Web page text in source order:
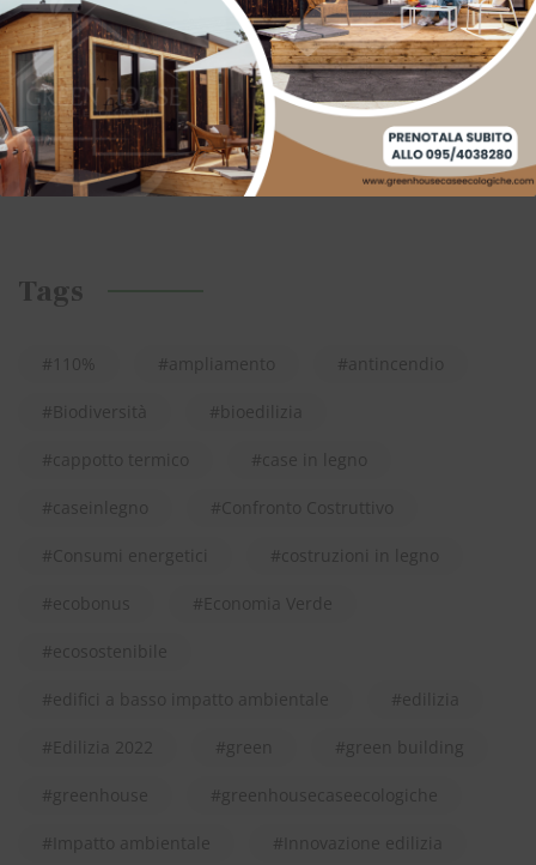
Senza categoria(29)
transizione ecologica(4)
Uncategorized(4)
Tags
ampliamento antincendio
Biodiversità bioedilizia
cappotto termico case in legno
caseinlegno Confronto Costruttivo
Consumi energetici costruzioni in legno
ecobonus Economia Verde
ecosostenibile
edifici a basso impatto ambientale edilizia
Edilizia 2022 green green building
greenhouse greenhousecaseecologiche
Impatto ambientale Innovazione edilizia